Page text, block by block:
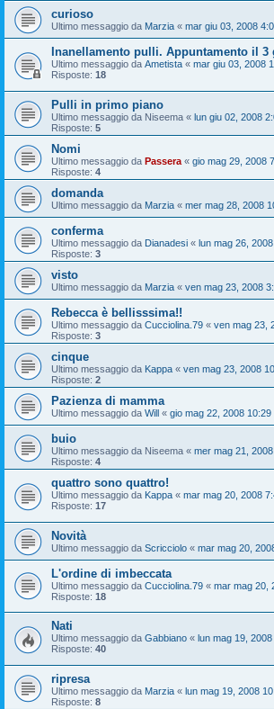
curioso
Ultimo messaggio da Marzia « mar giu 03, 2008
Inanellamento pulli. Appuntamento il 3
Ultimo messaggio da Ametista « mar giu 03, 2008
Risposte: 18
Pulli in primo piano
Ultimo messaggio da Niseema « lun giu 02, 2008
Risposte: 5
Nomi
Ultimo messaggio da Passera « gio mag 29, 2008
Risposte: 4
domanda
Ultimo messaggio da Marzia « mer mag 28, 2008
conferma
Ultimo messaggio da Dianadesi « lun mag 26,
Risposte: 3
visto
Ultimo messaggio da Marzia « ven mag 23, 2008
Rebecca è bellisssima!!
Ultimo messaggio da Cucciolina.79 « ven mag 23,
Risposte: 3
cinque
Ultimo messaggio da Kappa « ven mag 23, 2008
Risposte: 2
Pazienza di mamma
Ultimo messaggio da Will « gio mag 22, 2008 10:29
buio
Ultimo messaggio da Niseema « mer mag 21,
Risposte: 4
quattro sono quattro!
Ultimo messaggio da Kappa « mar mag 20, 2008
Risposte: 17
Novità
Ultimo messaggio da Scricciolo « mar mag 20,
L'ordine di imbeccata
Ultimo messaggio da Cucciolina.79 « mar mag 20,
Risposte: 18
Nati
Ultimo messaggio da Gabbiano « lun mag 19,
Risposte: 40
ripresa
Ultimo messaggio da Marzia « lun mag 19, 2008
Risposte: 8